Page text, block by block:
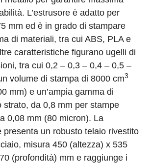
L’estrusore è adatto per
mm ed è in grado di stampare
di materiali, tra cui ABS, PLA e
caratteristiche figurano ugelli di
tra cui 0,2 – 0,3 – 0,4 – 0,5 –
volume di stampa di 8000 cm3
mm) e un’ampia gamma di
strato, da 0,8 mm per stampe
0,08 mm (80 micron). La
presenta un robusto telaio rivestito
misura 450 (altezza) x 535
(profondità) mm e raggiunge i